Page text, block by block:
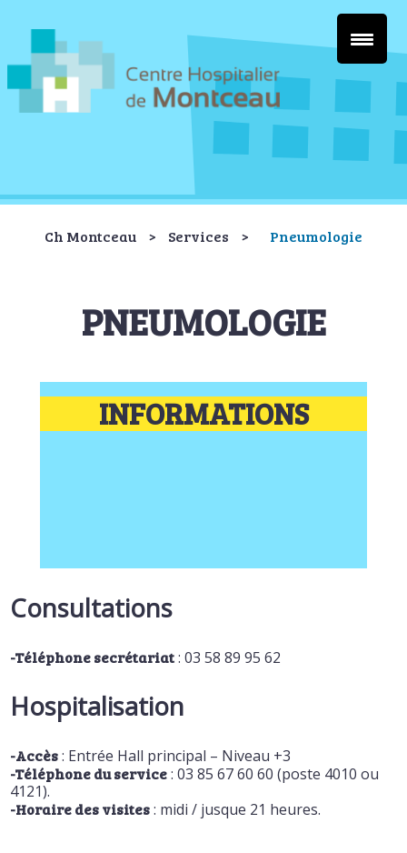
Ch Montceau > Services > Pneumologie
PNEUMOLOGIE
INFORMATIONS
Consultations
-Téléphone secrétariat: 03 58 89 95 62
Hospitalisation
-Accès: Entrée Hall principal – Niveau +3
-Téléphone du service: 03 85 67 60 60 (poste 4010 ou
4121).
-Horaire des visites: midi / jusque 21 heures.